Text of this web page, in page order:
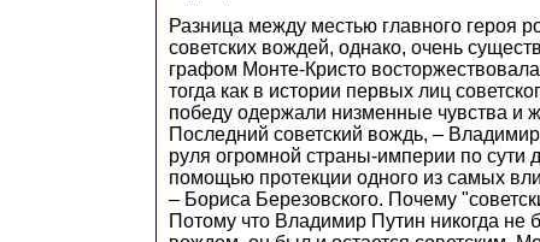
Разница между местью главного героя
советских вождей, однако, очень
графом Монте-Кристо
тогда как в истории первых лиц
победу одержали низменные чувства и
Последний советский вождь, –
руля огромной страны-империи по сути
помощью протекции одного из самых
– Бориса Березовского. Почему
Потому что Владимир Путин никогда не